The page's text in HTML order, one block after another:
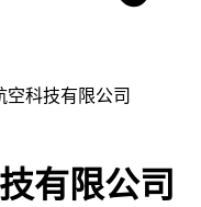
空科技有限公司
有限公司